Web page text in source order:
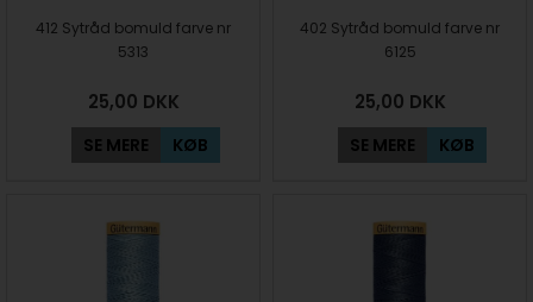
412 Sytråd bomuld farve nr
5313
25,00 DKK
SE MERE KØB
402 Sytråd bomuld farve nr
6125
25,00 DKK
SE MERE KØB